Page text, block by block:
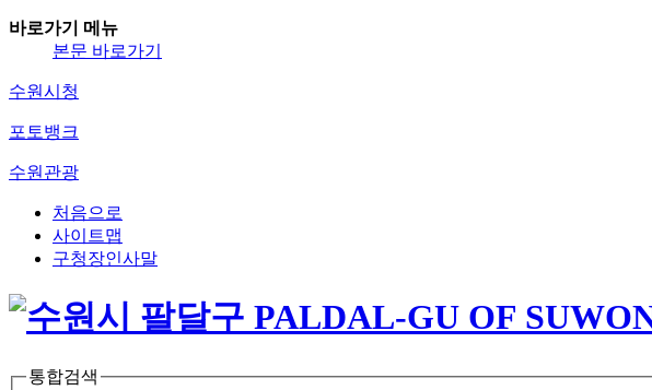
바로가기 메뉴
본문 바로가기
수원시청
포토뱅크
수원관광
처음으로
사이트맵
구청장인사말
통합검색